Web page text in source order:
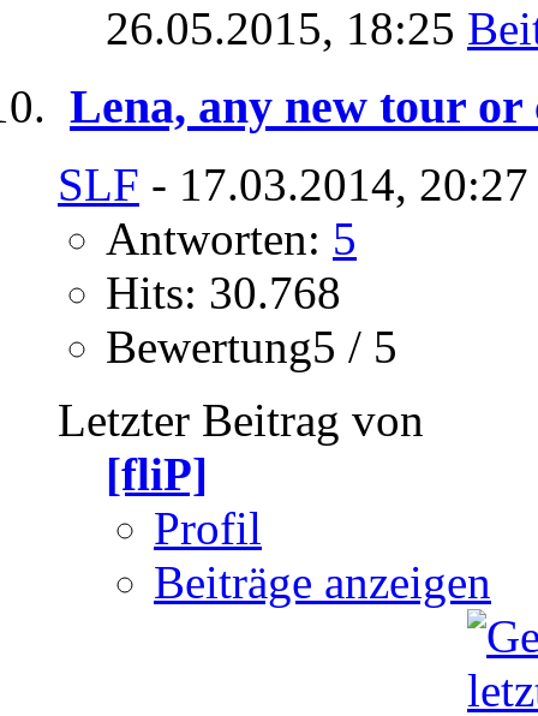
26.05.2015, 18:25
Lena, any new tour or
SLF - 17.03.2014,
Antworten: 5
Hits: 30.768
Bewertung5 / 5
Letzter Beitrag von
[fliP]
Profil
Beiträge anzeigen